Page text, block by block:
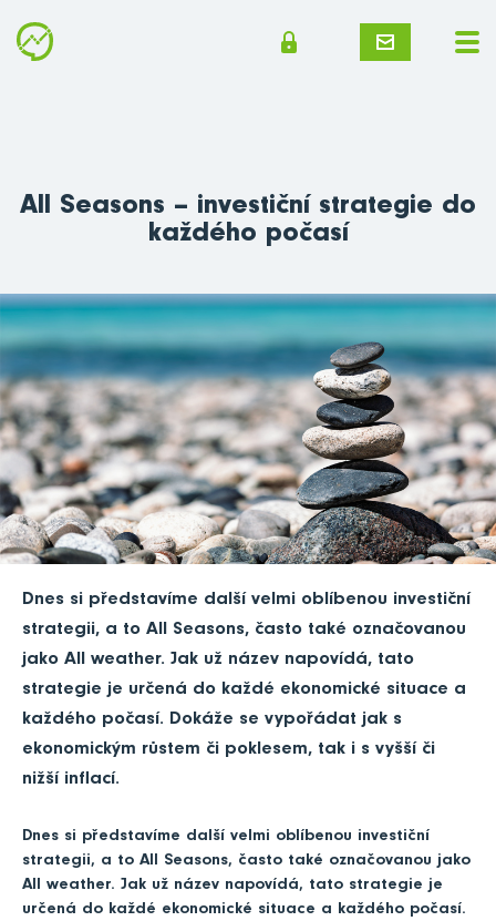
All Seasons – investiční strategie do
každého počasí
Dnes si představíme další velmi oblíbenou investiční
strategii, a to All Seasons, často také označovanou
jako All weather. Jak už název napovídá, tato
strategie je určená do každé ekonomické situace a
každého počasí. Dokáže se vypořádat jak s
ekonomickým růstem či poklesem, tak i s vyšší či
nižší inflací.
Dnes si představíme další velmi oblíbenou investiční
strategii, a to All Seasons, často také označovanou jako
All weather. Jak už název napovídá, tato strategie je
určená do každé ekonomické situace a každého počasí.